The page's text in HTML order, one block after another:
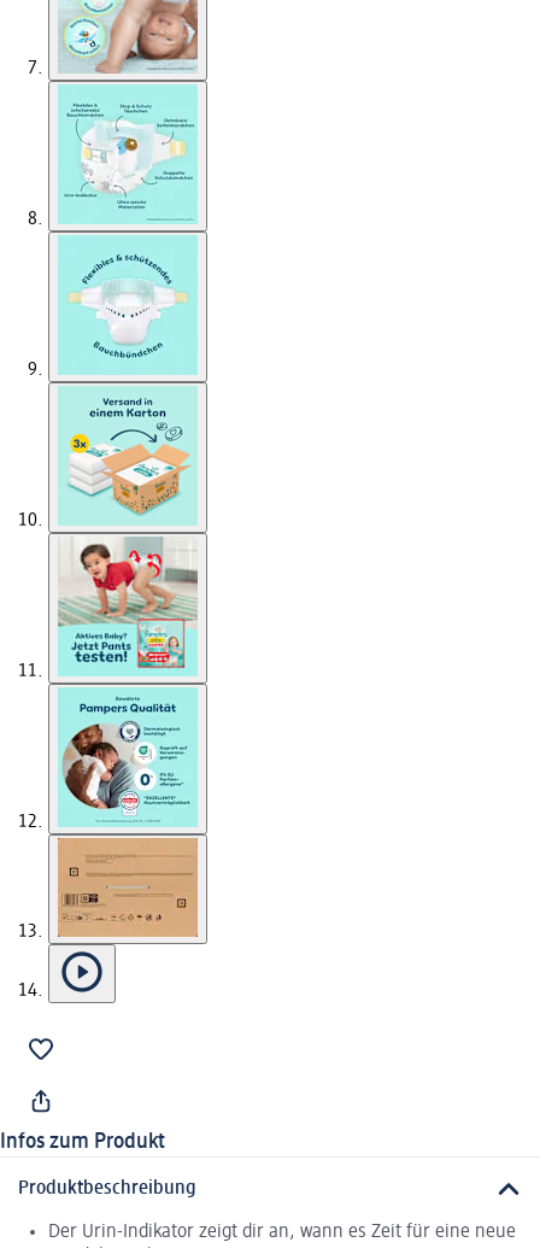
Infos zum Produkt
Produktbeschreibung
Der Urin-Indikator zeigt dir an, wann es Zeit für eine neue